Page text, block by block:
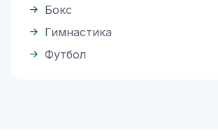
Бокс
Гимнастика
Футбол